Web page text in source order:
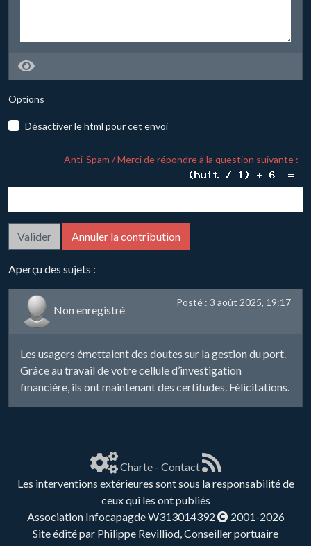
Options
Désactiver le html pour cet envoi
Anti-Spam / Merci de répondre à la question suivante :
Aperçu des sujets :
Non enregistré
Posté : 3 août 2025, 19:17
Les usagers émettaient des doutes sur la gestion du port.
Grâce au travail de votre cellule d’investigation
financière, ils ont maintenant des certitudes. Félicitations.
Charte- Contact
Les interventions extérieures sont sous la responsabilité de
ceux qui les ont publiés
Association Infocapagde W313014392
2001-2026
Site édité par Philippe Revilliod, Conseiller portuaire